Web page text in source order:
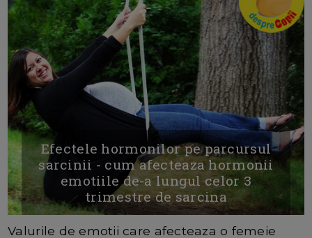
Efectele hormonilor pe parcursul
sarcinii - cum afecteaza hormonii
emotiile de-a lungul celor 3
trimestre de sarcina
Valurile de emotii care afecteaza o femeie